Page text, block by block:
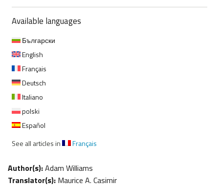
Available languages
Български
English
Français
Deutsch
Italiano
polski
Español
See all articles in
Français
Author(s):Adam Williams
Translator(s): Maurice A. Casimir